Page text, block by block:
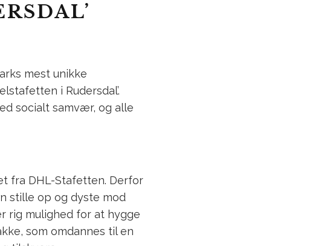
mest unikke
i Rudersdal’.
socialt samvær, og alle
fra DHL-Stafetten. Derfor
stille op og dyste mod
rig mulighed for at hygge
som omdannes til en